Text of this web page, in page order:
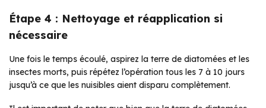
Étape 4 : Nettoyage et réapplication si
nécessaire
Une fois le temps écoulé, aspirez la terre de diatomées et les
insectes morts, puis répétez l’opération tous les 7 à 10 jours
jusqu’à ce que les nuisibles aient disparu complètement.